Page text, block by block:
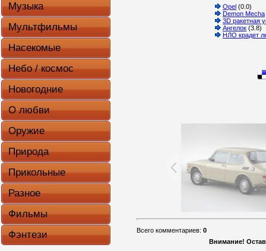
Музыка
Мультфильмы
Насекомые
Небо / космос
Новогодние
О любви
Оружие
Природа
Прикольные
Разное
Фильмы
Фэнтези
Opel (0.0)
Demon Mecha
3D ракетная
Ангелок (3.8)
НЛО крадет
Всего комментариев: 0
Внимание!